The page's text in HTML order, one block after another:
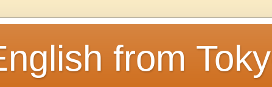
from